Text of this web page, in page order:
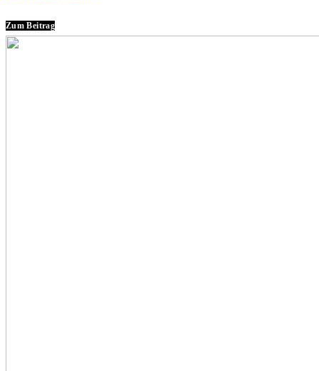
Zum Beitrag